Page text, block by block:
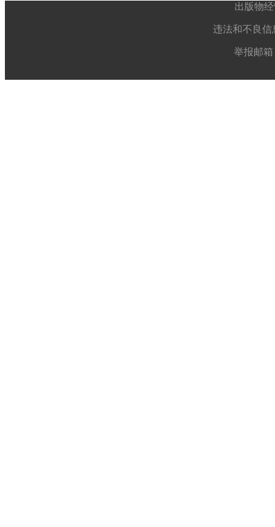
出版物
违法和不良信
举报邮箱